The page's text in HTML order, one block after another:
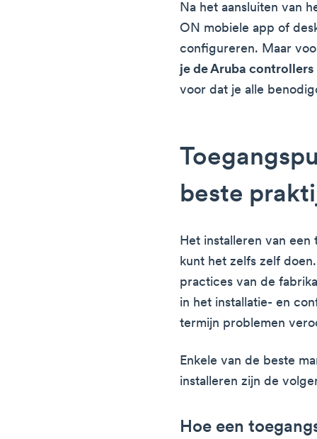
Na het aansluiten van
ON mobiele app of
configureren. Maar
je de Aruba
voor dat je alle
beste
Het installeren van
kunt het zelfs zelf
practices van de
in het installatie- en
termijn problemen
Enkele van de beste
installeren zijn de
Hoe een